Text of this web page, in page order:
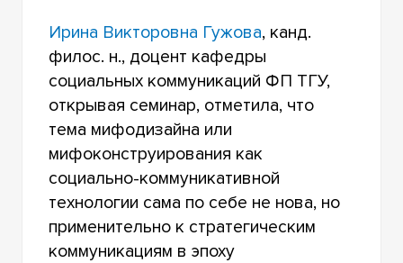
Ирина Викторовна Гужова, канд.
филос. н., доцент кафедры
социальных коммуникаций ФП ТГУ,
открывая семинар, отметила, что
тема мифодизайна или
мифоконструирования как
социально-коммуникативной
технологии сама по себе не нова, но
применительно к стратегическим
коммуникациям в эпоху